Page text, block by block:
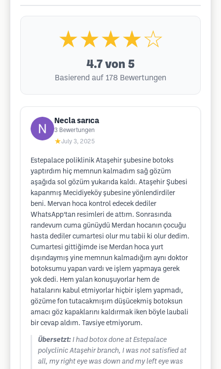
★★★★☆
4.7 von 5
Basierend auf 178 Bewertungen
Necla sarıca
3 Bewertungen
★July 3, 2025
Estepalace poliklinik Ataşehir şubesine botoks
yaptırdım hiç memnun kalmadım sağ gözüm
aşağıda sol gözüm yukarıda kaldı. Ataşehir Şubesi
kapanmış Mecidiyeköy şubesine yönlendirdiler
beni. Mervan hoca kontrol edecek dediler
WhatsApp‘tan resimleri de attım. Sonrasında
randevum cuma günüydü Merdan hocanın çocuğu
hasta dediler cumartesi olur mu tabii ki olur dedim.
Cumartesi gittiğimde ise Merdan hoca yurt
dışındaymış yine memnun kalmadığım aynı doktor
botoksumu yapan vardı ve işlem yapmaya gerek
yok dedi. Hem yalan konuşuyorlar hem de
hatalarını kabul etmiyorlar hiçbir işlem yapmadı,
gözüme fon tutacakmışım düşücekmiş botoksun
amacı göz kapaklarını kaldırmak iken böyle laubali
bir cevap aldım. Tavsiye etmiyorum.
Übersetzt: I had botox done at Estepalace
polyclinic Ataşehir branch, I was not satisfied at
all, my right eye was down and my left eye was